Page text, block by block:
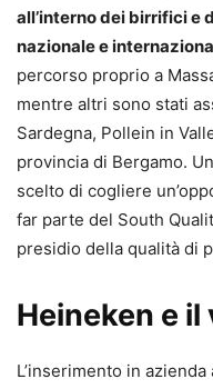
all’interno dei birrifici e
nazionale e
percorso proprio a
mentre altri sono stati
Sardegna, Pollein in
provincia di Bergamo.
scelto di cogliere
far parte del South
presidio della qualità di
Heineken e
L’inserimento in